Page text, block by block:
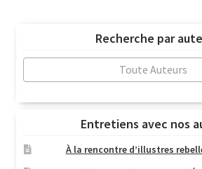
Recherche par
Toute Auteurs
Entretiens avec nos
À la rencontre d’illustres